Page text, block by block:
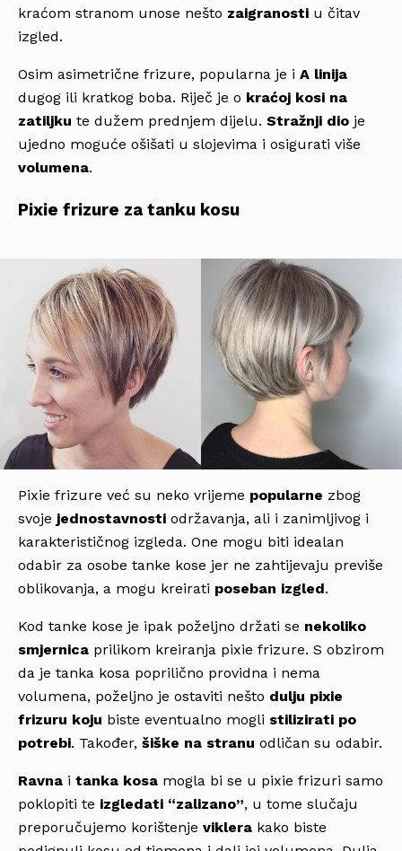
kraćom stranom unose nešto zaigranosti u čitav
izgled.
Osim asimetrične frizure, popularna je i A linija
dugog ili kratkog boba. Riječ je o kraćoj kosi na
zatiljku te dužem prednjem dijelu. Stražnji dio je
ujedno moguće ošišati u slojevima i osigurati više
volumena.
Pixie frizure za tanku kosu
Pixie frizure već su neko vrijeme popularne zbog
svoje jednostavnosti održavanja, ali i zanimljivog i
karakterističnog izgleda. One mogu biti idealan
odabir za osobe tanke kose jer ne zahtijevaju previše
oblikovanja, a mogu kreirati poseban izgled.
Kod tanke kose je ipak poželjno držati se nekoliko
smjernica prilikom kreiranja pixie frizure. S obzirom
da je tanka kosa poprilično providna i nema
volumena, poželjno je ostaviti nešto dulju pixie
frizuru koju biste eventualno mogli stilizirati po
potrebi. Također, šiške na stranu odličan su odabir.
Ravna i tanka kosa mogla bi se u pixie frizuri samo
poklopiti te izgledati “zalizano”, u tome slučaju
preporučujemo korištenje viklera kako biste